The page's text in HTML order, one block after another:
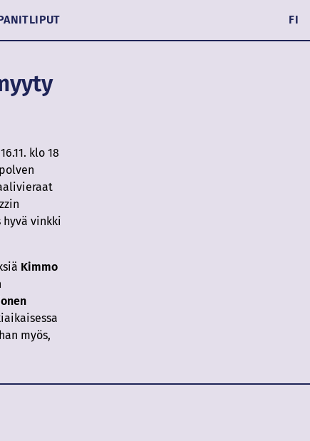
LIPUT FI
klo 18
vinkki
Kimmo
myös,